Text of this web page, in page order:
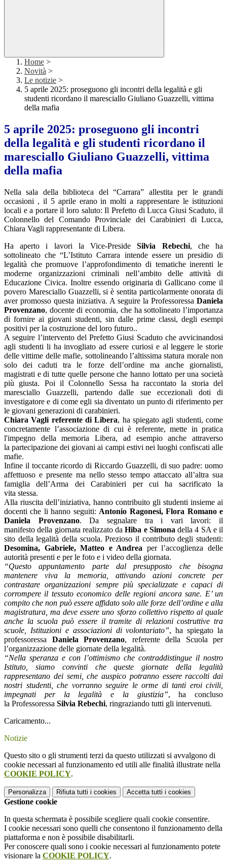
Home >
Novità >
Le notizie >
5 aprile 2025: proseguono gli incontri della legalità e gli
studenti ricordano il maresciallo Giuliano Guazzelli, vittima
della mafia
5 aprile 2025: proseguono gli incontri
della legalità e gli studenti ricordano il
maresciallo Giuliano Guazzelli, vittima
della mafia
Nella sala della biblioteca del “Carrara” allestita per le grandi
occasioni , il 5 aprile erano in molti a rappresentare le istituzioni
locali e a portare il loro saluto: Il Prefetto di Lucca Giusi Scaduto, il
Colonnello del Comando Provinciale dei Carabinieri di Lucca,
Chiara Vagli rappresentante di Libera.
Ha aperto i lavori la Vice-PresideSilvia Rebechi, che ha
sottolineato che “L’Istituto Carrara intende essere un presidio di
legalità che promuove l’approfondimento di tematiche inerenti le
moderne organizzazioni criminali nell’ambito delle attività di
Educazione Civica. Inoltre essendo originaria di Gallicano come il
povero Maresciallo Guazzelli, si è sentita particolarmente onorata di
aver promosso questa iniziativa. A seguire la Professoressa Daniela
Provenzano, docente di economia, che ha sottolineato l’importanza
di fornire ai giovani studenti, sin dalle prime classi, degli esempi
positivi per la costruzione del loro futuro..
A seguire l’intervento del Prefetto Giusi Scaduto che avvicinandosi
agli studenti li ha invogliato ad essere curiosi e al leggere le storie
delle vittime delle mafie, sottolineando l’altissima statura morale non
solo dei caduti tra le forze dell’ordine ma anche giornalisti,
magistrati e di tutte quelle persone che hanno lottato per una società
più giusta. Poi il Colonnello Sessa ha raccontato la storia del
maresciallo Guazzelli, partendo dalle sue eccezionali doti di
investigatore e di come egli sia diventato un punto di riferimento per
le giovani generazioni di carabinieri.
Chiara Vagli referente di Libera, ha spiegato agli studenti, come
concretamente l’associazione di cui è referente, mette in pratica
l'impegno della memoria Libera, ad esempio anche attraverso
la partecipazione dei giovani ai campi estivi nei luoghi confiscati alle
mafie.
Infine il toccante ricordo di Riccardo Guazzelli, di suo padre: uomo
affettuoso e presente ma nello stesso tempo attaccato all’altra sua
famiglia dell’Arma dei Carabinieri per cui ha sacrificato la
vita stessa.
Alla riuscita dell’iniziativa, hanno contribuito gli studenti insieme ai
docenti che li hanno seguiti: Antonio Ragonesi, Flora Romano e
Daniela Provenzano. Da segnalare tra i vari lavori: il
manifesto della giornata realizzato daHiba e Simona della 4 SA e il
sito della legalità della scuola. Prezioso il contributo degli studenti:
Desomina, Gabriele, Matteo e Andrea per l’accoglienza delle
autorità presenti e per le foto e i video della giornata.
“Questo appuntamento parte dal presupposto che bisogna
mantenere viva la memoria, attivando azioni concrete per
contrastare organizzazioni sempre più specializzate e capaci di
corrompere il tessuto economico delle regioni ancora sane. E’ un
compito che non può essere affidato solo alle forze dell’ordine e alla
magistratura, ma deve essere uno sforzo collettivo rispetto al quale
anche la scuola può essere il tramite di relazioni costruttive tra
scuole, Istituzioni e associazioni di volontariato”, ha spiegato la
professoressa Daniela Provenzano, referente della Scuola per
l’organizzazione delle giornate della legalità.
“Nella speranza e con l’ottimismo che contraddistingue il nostro
Istituto, siamo convinti che queste giornate della legalità
rappresentano dei semi, che auspico potranno essere raccolti dai
nostri studenti, che vorranno seguire le orme di tanti eroi civili,
impegnati per la legalità e la giustizia”, ha concluso
la Professoressa Silvia Rebechi, ringraziando tutti gli intervenuti.
Caricamento...
Notizie
Questo sito o gli strumenti terzi da questo utilizzati si avvalgono di
cookie necessari al funzionamento ed utili alle finalità illustrate nella
COOKIE POLICY.
Personalizza Rifiuta tutti i cookies Accetta tutti i cookies
Gestione cookie
In questa schermata è possibile scegliere quali cookie consentire.
I cookie necessari sono quelli che consentono il funzionamento della
piattaforma e non è possibile disabilitarli.
Per conoscere quali sono i cookie necessari al funzionamento potete
visionare la COOKIE POLICY.